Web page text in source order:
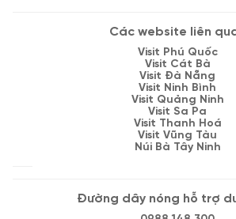
Các website liên
Visit Phú Quốc
Visit Cát Bà
Visit Đà Nẵng
Visit Ninh Bình
Visit Quảng Ninh
Visit Sa Pa
Visit Thanh Hoá
Visit Vũng Tàu
Núi Bà Tây Ninh
Đường dây nóng hỗ trợ